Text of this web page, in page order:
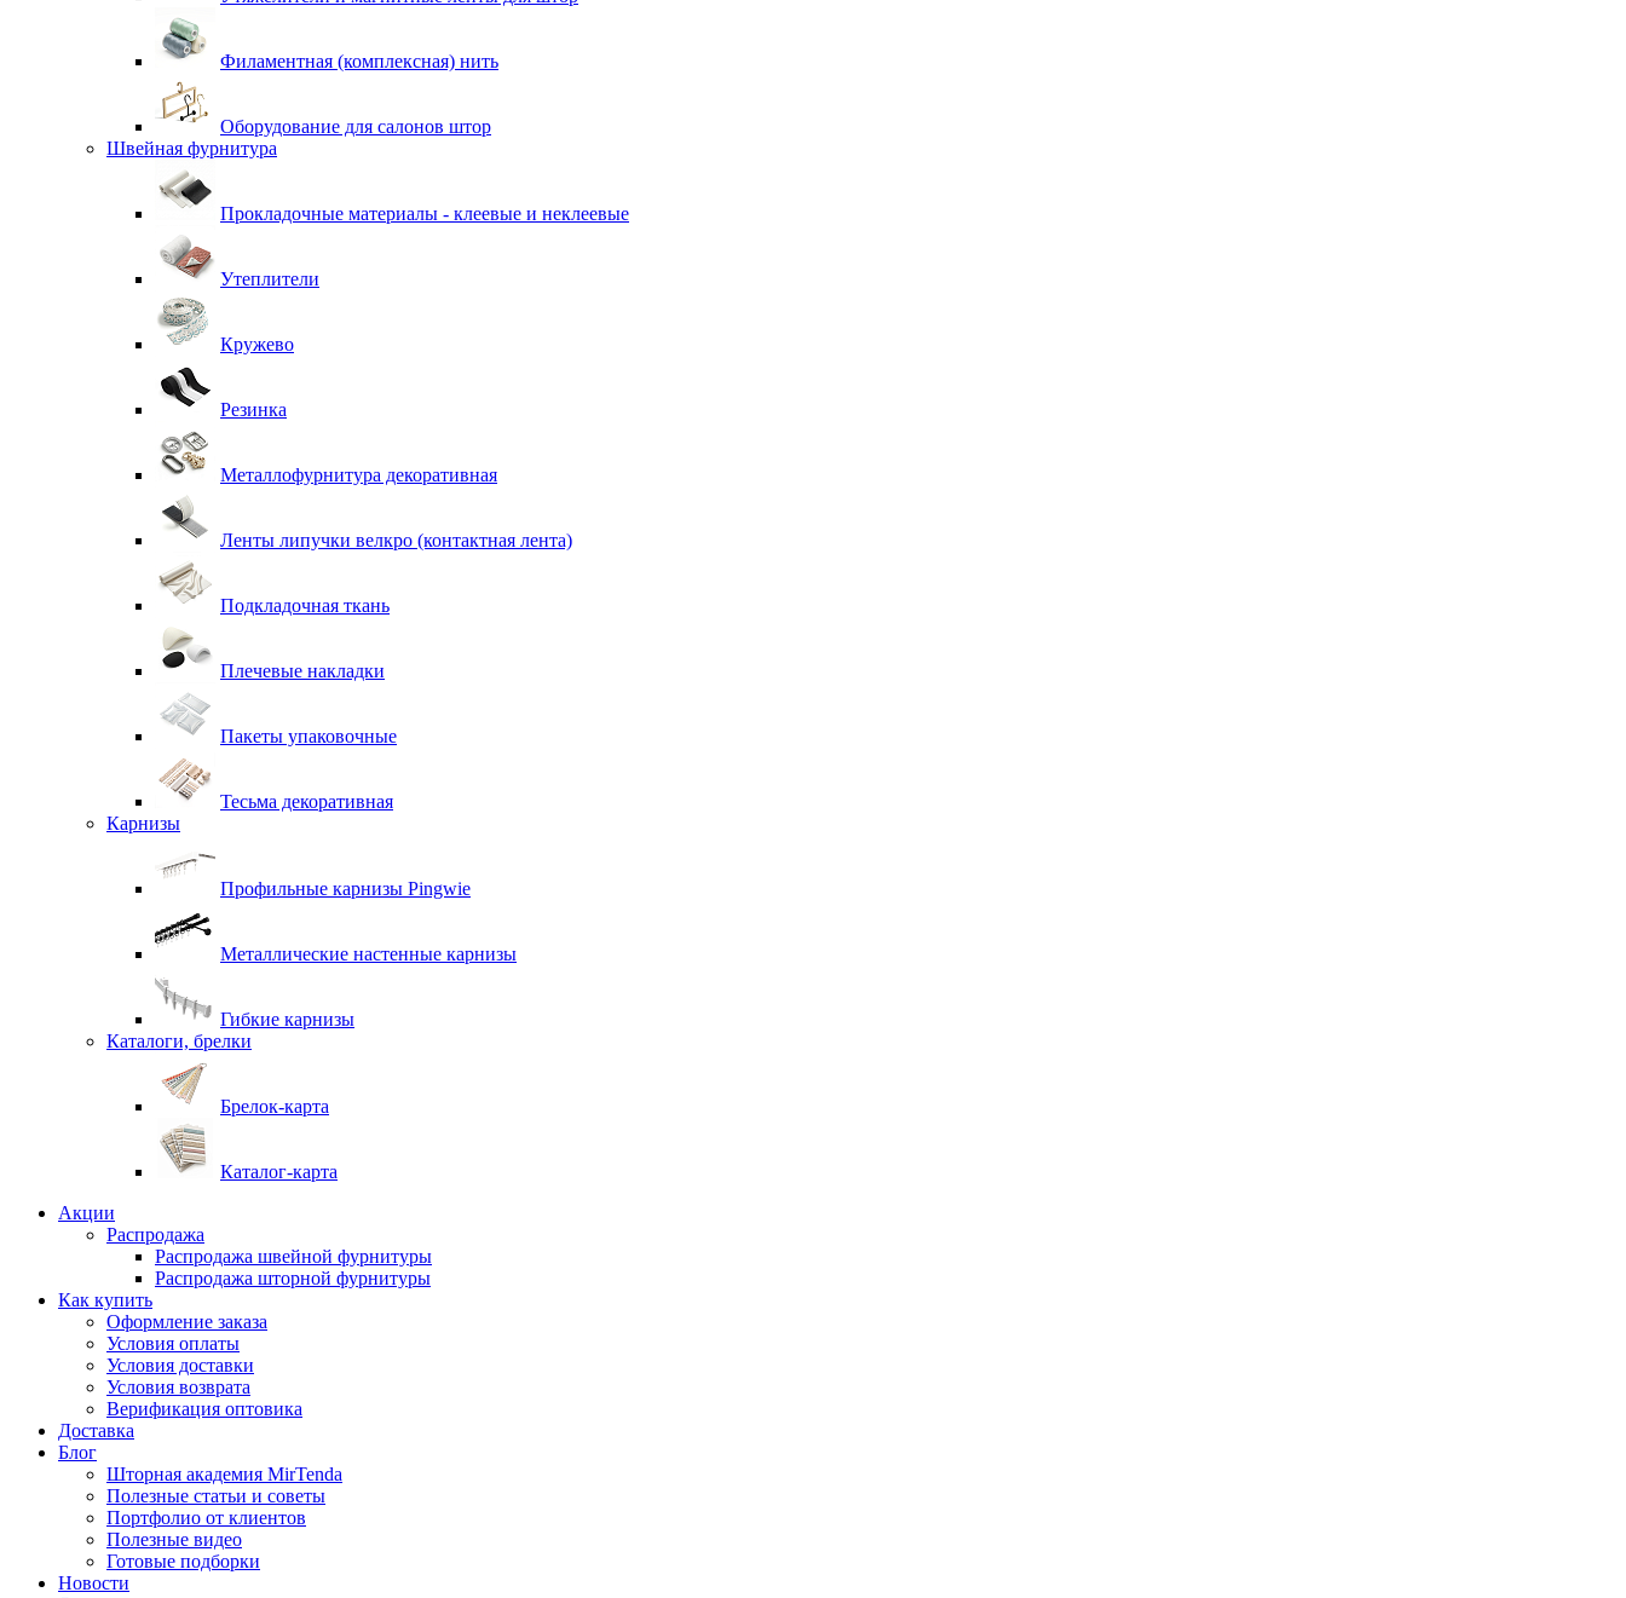
Филаментная (комплексная) нить
Оборудование для салонов штор
Швейная фурнитура
Прокладочные материалы - клеевые и неклеевые
Утеплители
Кружево
Резинка
Металлофурнитура декоративная
Ленты липучки велкро (контактная лента)
Подкладочная ткань
Плечевые накладки
Пакеты упаковочные
Тесьма декоративная
Карнизы
Профильные карнизы Pingwie
Металлические настенные карнизы
Гибкие карнизы
Каталоги, брелки
Брелок-карта
Каталог-карта
Акции
Распродажа
Распродажа швейной фурнитуры
Распродажа шторной фурнитуры
Как купить
Оформление заказа
Условия оплаты
Условия доставки
Условия возврата
Верификация оптовика
Доставка
Блог
Шторная академия MirTenda
Полезные статьи и советы
Портфолио от клиентов
Полезные видео
Готовые подборки
Новости